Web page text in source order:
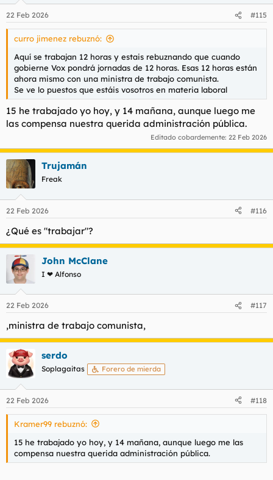
22 Feb 2026 #115
curro jimenez rebuznó:
Aquí se trabajan 12 horas y estais rebuznando que cuando
gobierne Vox pondrá jornadas de 12 horas. Esas 12 horas están
ahora mismo con una ministra de trabajo comunista.
Se ve lo puestos que estáis vosotros en materia laboral
15 he trabajado yo hoy, y 14 mañana, aunque luego me
las compensa nuestra querida administración pública.
Editado cobardemente: 22 Feb 2026
Trujamán
Freak
22 Feb 2026 #116
¿Qué es "trabajar"?
John McClane
I ❤ Alfonso
22 Feb 2026 #117
,ministra de trabajo comunista,
serdo
Soplagaitas Forero de mierda
22 Feb 2026 #118
Kramer99 rebuznó:
15 he trabajado yo hoy, y 14 mañana, aunque luego me las
compensa nuestra querida administración pública.